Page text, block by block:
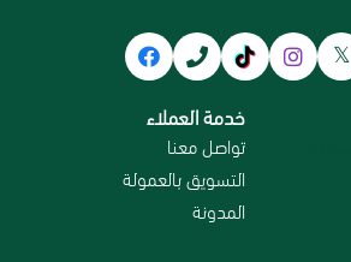
خدمة العملاء
تواصل معنا
التسويق بالعمولة
المدونة